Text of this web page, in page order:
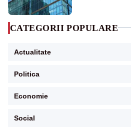
CATEGORII POPULARE
Actualitate
Politica
Economie
Social